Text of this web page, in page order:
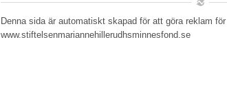
Denna sida är automatiskt skapad för att göra reklam för
www.stiftelsenmariannehillerudhsminnesfond.se